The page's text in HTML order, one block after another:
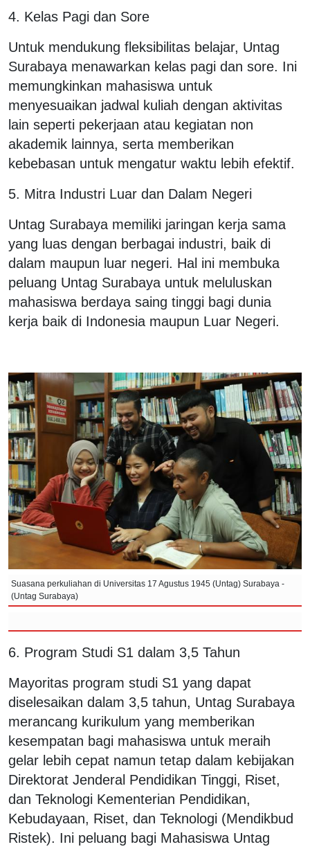
4. Kelas Pagi dan Sore
Untuk mendukung fleksibilitas belajar, Untag
Surabaya menawarkan kelas pagi dan sore. Ini
memungkinkan mahasiswa untuk
menyesuaikan jadwal kuliah dengan aktivitas
lain seperti pekerjaan atau kegiatan non
akademik lainnya, serta memberikan
kebebasan untuk mengatur waktu lebih efektif.
5. Mitra Industri Luar dan Dalam Negeri
Untag Surabaya memiliki jaringan kerja sama
yang luas dengan berbagai industri, baik di
dalam maupun luar negeri. Hal ini membuka
peluang Untag Surabaya untuk meluluskan
mahasiswa berdaya saing tinggi bagi dunia
kerja baik di Indonesia maupun Luar Negeri.
Suasana perkuliahan di Universitas 17 Agustus 1945 (Untag) Surabaya -
(Untag Surabaya)
6. Program Studi S1 dalam 3,5 Tahun
Mayoritas program studi S1 yang dapat
diselesaikan dalam 3,5 tahun, Untag Surabaya
merancang kurikulum yang memberikan
kesempatan bagi mahasiswa untuk meraih
gelar lebih cepat namun tetap dalam kebijakan
Direktorat Jenderal Pendidikan Tinggi, Riset,
dan Teknologi Kementerian Pendidikan,
Kebudayaan, Riset, dan Teknologi (Mendikbud
Ristek). Ini peluang bagi Mahasiswa Untag